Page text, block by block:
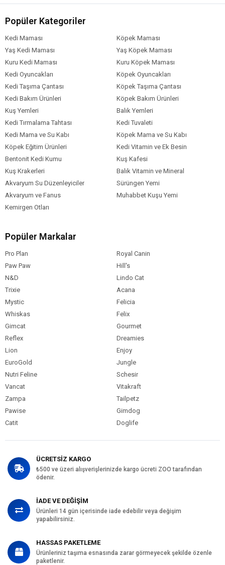
Popüler Kategoriler
Kedi Maması
Köpek Maması
Yaş Kedi Maması
Yaş Köpek Maması
Kuru Kedi Maması
Kuru Köpek Maması
Kedi Oyuncakları
Köpek Oyuncakları
Kedi Taşıma Çantası
Köpek Taşıma Çantası
Kedi Bakım Ürünleri
Köpek Bakım Ürünleri
Kuş Yemleri
Balık Yemleri
Kedi Tırmalama Tahtası
Kedi Tuvaleti
Kedi Mama ve Su Kabı
Köpek Mama ve Su Kabı
Köpek Eğitim Ürünleri
Kedi Vitamin ve Ek Besin
Bentonit Kedi Kumu
Kuş Kafesi
Kuş Krakerleri
Balık Vitamin ve Mineral
Akvaryum Su Düzenleyiciler
Sürüngen Yemi
Akvaryum ve Fanus
Muhabbet Kuşu Yemi
Kemirgen Otları
Popüler Markalar
Pro Plan
Royal Canin
Paw Paw
Hill's
N&D
Lindo Cat
Trixie
Acana
Mystic
Felicia
Whiskas
Felix
Gimcat
Gourmet
Reflex
Dreamies
Lion
Enjoy
EuroGold
Jungle
Nutri Feline
Schesir
Vancat
Vitakraft
Zampa
Tailpetz
Pawise
Gimdog
Catit
Doglife
ÜCRETSİZ KARGO
₺500 ve üzeri alışverişlerinizde kargo ücreti ZOO tarafından
ödenir.
İADE VE DEĞİŞİM
Ürünleri 14 gün içerisinde iade edebilir veya değişim
yapabilirsiniz.
HASSAS PAKETLEME
Ürünleriniz taşıma esnasında zarar görmeyecek şekilde özenle
paketlenir.